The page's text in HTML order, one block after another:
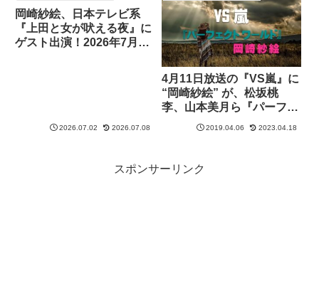
岡崎紗絵、日本テレビ系
『上田と女が吠える夜』に
ゲスト出演！2026年7月8
2026.07.02 2026.07.08
4月11日放送の『VS嵐』に
“岡崎紗絵” が、松坂桃
李、山本美月ら『パーフェ
クトワールド』の出演陣と
2019.04.06 2023.04.18
スポンサーリンク